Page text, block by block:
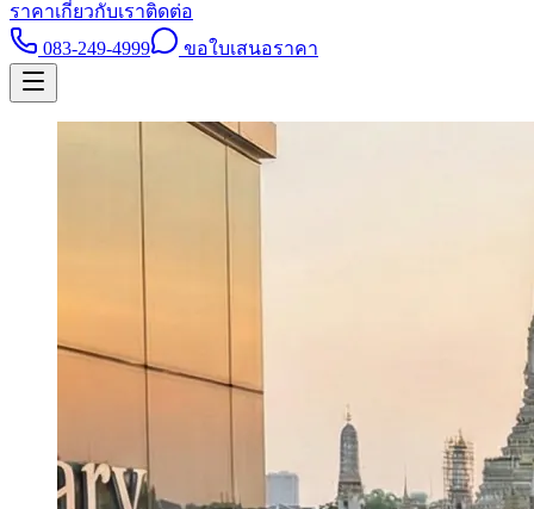
ราคาเกี่ยวกับเราติดต่อ
083-249-4999
ขอใบเสนอราคา